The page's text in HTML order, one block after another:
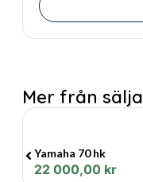
Mer från
Yamaha 70 hk
22 000,00 kr